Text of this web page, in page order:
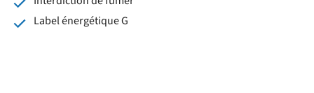
Label énergétique G